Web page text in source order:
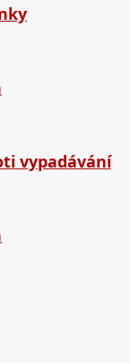
vypadávání